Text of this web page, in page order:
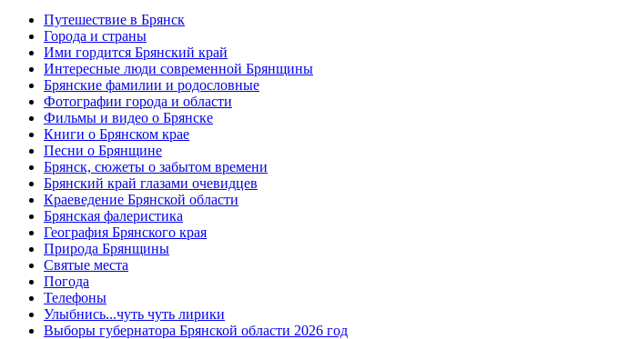
Путешествие в Брянск
Города и страны
Ими гордится Брянский край
Интересные люди современной Брянщины
Брянские фамилии и родословные
Фотографии города и области
Фильмы и видео о Брянске
Книги о Брянском крае
Песни о Брянщине
Брянск, сюжеты о забытом времени
Брянский край глазами очевидцев
Краеведение Брянской области
Брянская фалеристика
География Брянского края
Природа Брянщины
Святые места
Погода
Телефоны
Улыбнись...чуть чуть лирики
Выборы губернатора Брянской области 2026 год